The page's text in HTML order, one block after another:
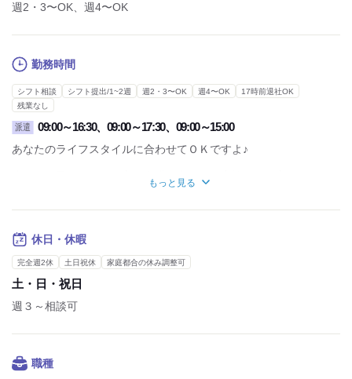
週2・3〜OK、週4〜OK
勤務時間
シフト相談 シフト提出/1~2週 週2・3〜OK 週4〜OK
17時前退社OK
残業なし
派遣 09:00～16:30、09:00～17:30、09:00～15:00
あなたのライフスタイルに合わせてＯＫですよ♪
小さなお子さんがいる方、介護が必要なご家族がいる方
学生や浪人生、就活中の方など、
※ﾏﾂｴｸ・ﾈｲﾙ・友人同士の応募NG
もっと見る
休日・休暇
完全週2休 土日祝休 家庭都合の休み調整可
土・日・祝日
週３～相談可
職種